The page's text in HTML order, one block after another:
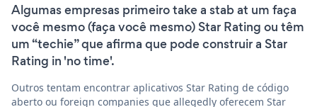
Algumas empresas primeiro take a stab at um faça
você mesmo (faça você mesmo) Star Rating ou têm
um “techie” que afirma que pode construir a Star
Rating in 'no time'.
Outros tentam encontrar aplicativos Star Rating de código
aberto ou foreign companies que allegedly oferecem Star